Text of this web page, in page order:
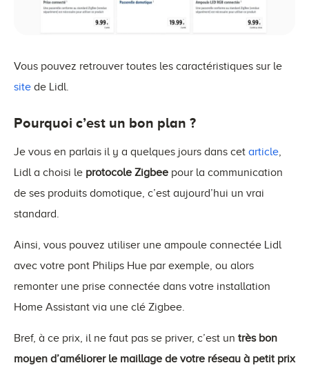
Vous pouvez retrouver toutes les caractéristiques sur le
site de Lidl.
Pourquoi c’est un bon plan ?
Je vous en parlais il y a quelques jours dans cet article,
Lidl a choisi le protocole Zigbee pour la communication
de ses produits domotique, c’est aujourd’hui un vrai
standard.
Ainsi, vous pouvez utiliser une ampoule connectée Lidl
avec votre pont Philips Hue par exemple, ou alors
remonter une prise connectée dans votre installation
Home Assistant via une clé Zigbee.
Bref, à ce prix, il ne faut pas se priver, c’est un très bon
moyen d’améliorer le maillage de votre réseau à petit prix